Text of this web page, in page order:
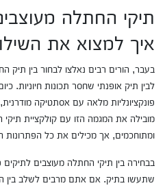
תיקי החתלה
איך למצוא את
בעבר, הורים רבים נאלצו לבחור בין תיק
לבין תיק אופנתי שחסר תכונות חיוניות.
פונקציונליות מלאה עם אסתטיקה
מובילה את המגמה הזו עם קולקציית
ומתוחכמים, אך מכילים את כל הפתרונות
בבחירה בין תיקי החתלה מעוצבים
שתעשו בתיק. אם אתם מרבים לשלב בין